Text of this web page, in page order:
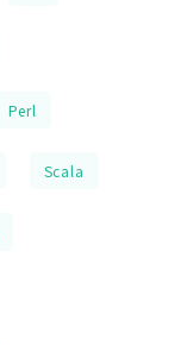
Perl
Scala